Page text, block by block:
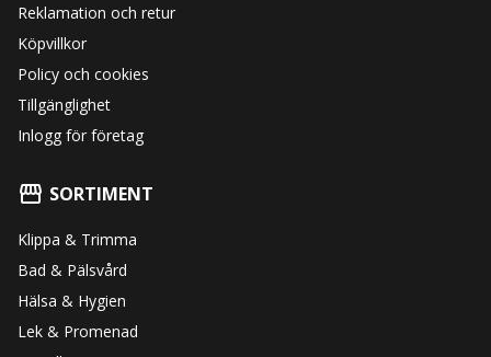
Reklamation och retur
Köpvillkor
Policy och cookies
Tillgänglighet
Inlogg för företag
SORTIMENT
Klippa & Trimma
Bad & Pälsvård
Hälsa & Hygien
Lek & Promenad